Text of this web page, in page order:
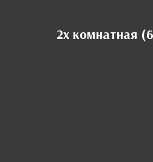
2х комнатная